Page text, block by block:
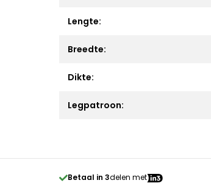
Lengte:
Breedte:
Dikte:
Legpatroon:
Betaal in 3delen met